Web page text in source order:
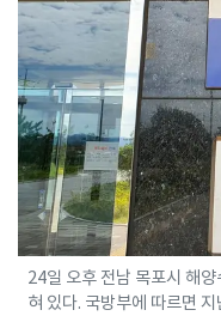
24일 오후 전남 목포시 해
혀 있다. 국방부에 따르면